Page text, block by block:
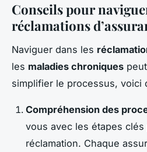
Conseils pour
réclamations
Naviguer dans les
les maladies chroniques
simplifier le processus, voici
Compréhension des
vous avec les étapes
réclamation. Chaque